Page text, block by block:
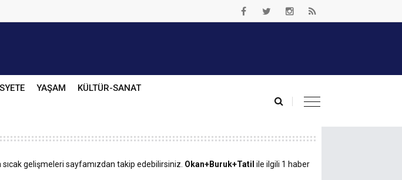
YAŞAM KÜLTÜR-SANAT
gelişmeleri sayfamızdan takip edebilirsiniz. Okan+Buruk+Tatil ile ilgili 1 haber